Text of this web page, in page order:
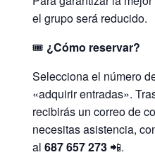
el grupo será reducido.
🎟️ ¿Cómo reservar?
Selecciona el número
«adquirir entradas».
recibirás un correo de
necesitas asistencia,
al687 657 273 📲.